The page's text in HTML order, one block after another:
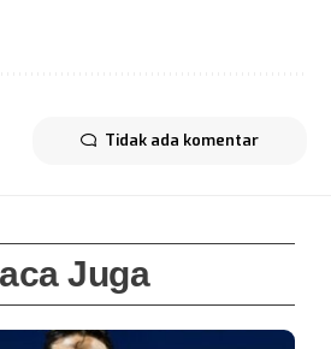
Tidak ada komentar
Juga